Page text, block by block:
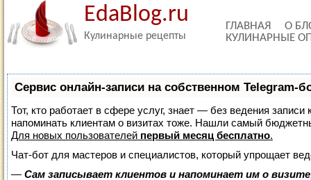
EdaBlog.ru
Кулинарные рецепты
ГЛАВНАЯ
О
КУЛИНАРНЫЕ
Сервис онлайн-записи на собственном Telegram-
Тот, кто работает в сфере услуг, знает — без ведения
напоминать клиентам о визитах тоже. Нашли самый
Для новых пользователей первый месяц бесплатно.
Чат-бот для мастеров и специалистов, который упрощает
— Сам записывает клиентов и напоминает им о